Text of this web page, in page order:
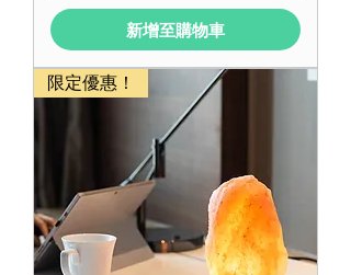
新增至購物車
限定優惠！